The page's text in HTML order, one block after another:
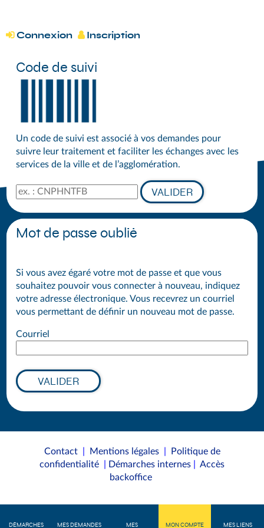
 Connexion  Inscription
DÉMARCHES MES DEMANDES
MES
MON COMPTE MES LIENS
Code de suivi
Un code de suivi est associé à vos demandes pour
suivre leur traitement et faciliter les échanges avec les
services de la ville et de l’agglomération.
Code de suivi VALIDER
Mot de passe oublié
Si vous avez égaré votre mot de passe et que vous
souhaitez pouvoir vous connecter à nouveau, indiquez
votre adresse électronique. Vous recevrez un courriel
vous permettant de définir un nouveau mot de passe.
Courriel
VALIDER
Contact| Mentions légales|
Politique de
confidentialité
Démarches internes
Accès
backoffice